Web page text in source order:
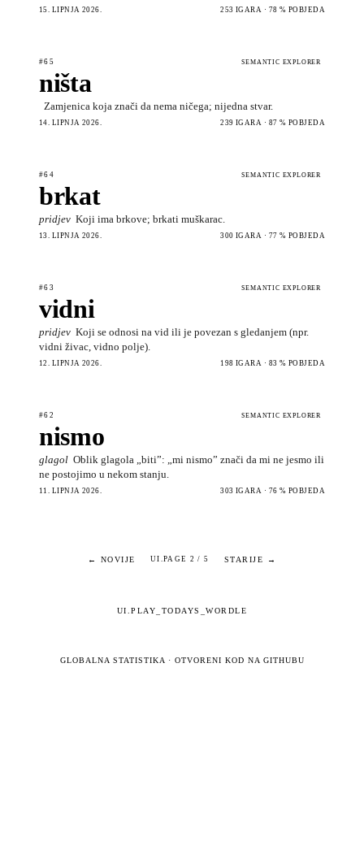
15. LIPNJA 2026. 253 IGARA · 78 % POBJEDA
#65 SEMANTIC EXPLORER
ništa
Zamjenica koja znači da nema ničega; nijedna stvar.
14. LIPNJA 2026. 239 IGARA · 87 % POBJEDA
#64 SEMANTIC EXPLORER
brkat
pridjev Koji ima brkove; brkati muškarac.
13. LIPNJA 2026. 300 IGARA · 77 % POBJEDA
#63 SEMANTIC EXPLORER
vidni
pridjev Koji se odnosi na vid ili je povezan s gledanjem (npr.
vidni živac, vidno polje).
12. LIPNJA 2026. 198 IGARA · 83 % POBJEDA
#62 SEMANTIC EXPLORER
nismo
glagol Oblik glagola „biti”: „mi nismo” znači da mi ne jesmo ili
ne postojimo u nekom stanju.
11. LIPNJA 2026. 303 IGARA · 76 % POBJEDA
← NOVIJE UI.PAGE 2 / 5 STARIJE →
UI.PLAY_TODAYS_WORDLE
GLOBALNA STATISTIKA · OTVORENI KOD NA GITHUBU